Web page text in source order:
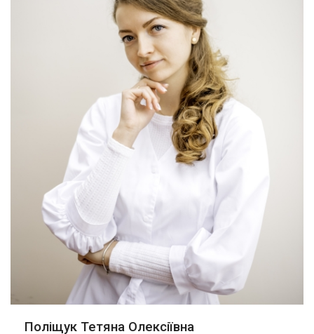
Поліщук Тетяна Олексіївна